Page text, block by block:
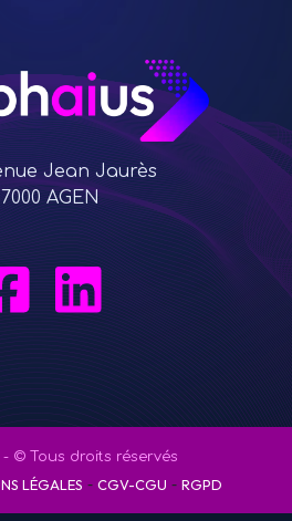
Jean Jaurès
AGEN
- © Tous droits réservés
LÉGALES - CGV-CGU - RGPD